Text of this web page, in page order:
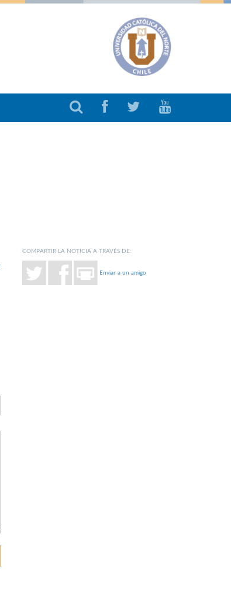
COMPARTIR LA NOTICIA A TRAVÉS DE:
Enviar a un amigo